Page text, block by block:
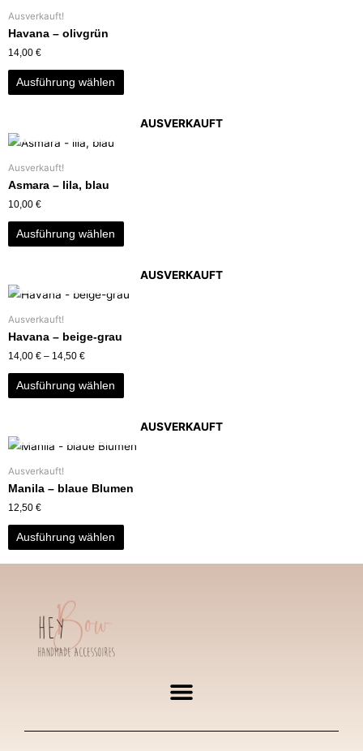
Ausverkauft!
Havana – olivgrün
14,00 €
Ausführung wählen
AUSVERKAUFT
Ausverkauft!
Asmara – lila, blau
10,00 €
Ausführung wählen
AUSVERKAUFT
Ausverkauft!
Havana – beige-grau
14,00 € – 14,50 €
Ausführung wählen
AUSVERKAUFT
Ausverkauft!
Manila – blaue Blumen
12,50 €
Ausführung wählen